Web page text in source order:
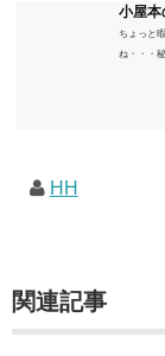
小屋本
ちょっと
ね・・・
HH
関連記事